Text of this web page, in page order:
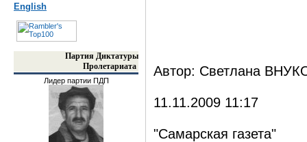
English
Партия Диктатуры
Пролетариата
Лидер партии ПДП
Автор: Светлана
11.11.2009 11:17
"Самарская газета"